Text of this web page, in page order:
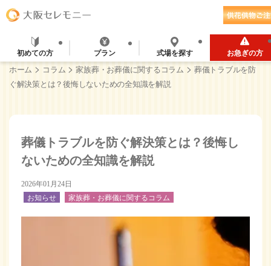
初めての方 プラン 式場を探す お急ぎの方
ホーム > コラム >家族葬・お葬儀に関するコラム > 葬儀トラブルを防
ぐ解決策とは？後悔しないための全知識を解説
葬儀トラブルを防ぐ解決策とは？後悔し
ないための全知識を解説
2026年01月24日
お知らせ 家族葬・お葬儀に関するコラム